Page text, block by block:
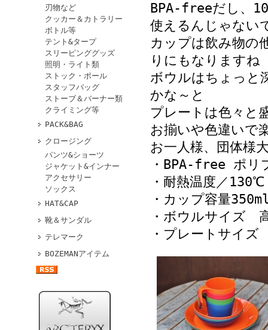
刃物など
クッカー＆カトラリー
ボトル等
テント&タープ
スリーピンググッズ
照明・ライト類
ストック・ポール
スタッフバッグ
ストーブ＆バーナー類
クライミング等
PACK&BAG
クロージング
パンツ&ショーツ
ジャケット&インナー
アクセサリー
ソックス
HAT&CAP
靴＆サンダル
テレマーク
BOZEMANアイテム
BPA-freeだし、
使えるんじゃない
カップは飲み物の
りにもなりますね
ボウルはちょっと
かな～と
プレートは色々と
お揃いや色違いで
お一人様、団体様
・BPA-free ポリ
・耐熱温度／130℃
・カップ容量
・ボウルサイズ
・プレートサイ